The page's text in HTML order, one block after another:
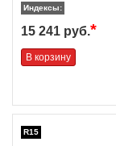
Индексы:
15 241 руб.*
В корзину
R15